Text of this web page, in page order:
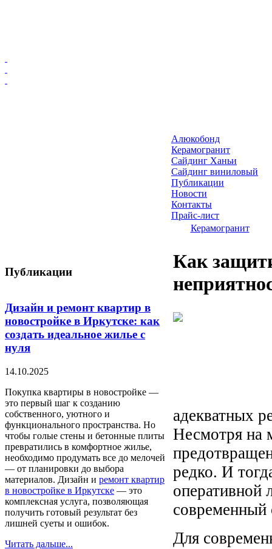
Публикации
Дизайн и ремонт квартир в
новостройке в Иркутске: как
создать идеальное жилье с
нуля
14.10.2025
Покупка квартиры в новостройке —
это первый шаг к созданию
собственного, уютного и
функционального пространства. Но
чтобы голые стены и бетонные плиты
превратились в комфортное жилье,
необходимо продумать все до мелочей
— от планировки до выбора
материалов. Дизайн и ремонт квартир
в новостройке в Иркутске — это
комплексная услуга, позволяющая
получить готовый результат без
лишней суеты и ошибок.
Читать дальше...
Алюкобонд
Керамогранит
Сайдинг Ханьи
Сайдинг виниловый
Публикации
Новости
Контакты
Прайс-лист
Керамогранит
Как
адекватных
Несмотря на
редко. И
оперативной
современный
Для